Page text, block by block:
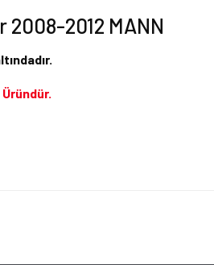
2008-2012 MANN